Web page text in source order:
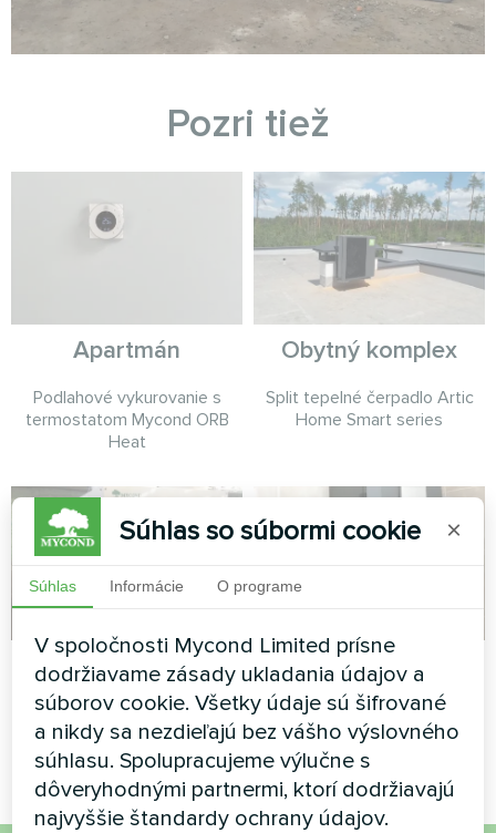
Pozri tiež
Apartmán
Podlahové vykurovanie s
termostatom Mycond ORB
Heat
Obytný komplex
Split tepelné čerpadlo Artic
Home Smart series
Továreň
Modulárne tepelné čerpadlo
série MCU
Kancelária
Split tepelné čerpadlo Artic
Home Smart series
Súhlas so súbormi cookie ×
Súhlas Informácie O programe
V spoločnosti Mycond Limited prísne
dodržiavame zásady ukladania údajov a
súborov cookie. Všetky údaje sú šifrované
a nikdy sa nezdieľajú bez vášho výslovného
súhlasu. Spolupracujeme výlučne s
dôveryhodnými partnermi, ktorí dodržiavajú
najvyššie štandardy ochrany údajov.